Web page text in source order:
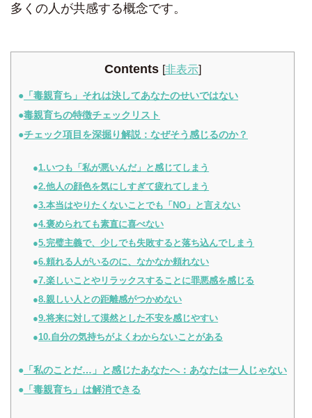
多くの人が共感する概念です。
Contents [非表示]
「毒親育ち」それは決してあなたのせいではない
毒親育ちの特徴チェックリスト
チェック項目を深掘り解説：なぜそう感じるのか？
1.いつも「私が悪いんだ」と感じてしまう
2.他人の顔色を気にしすぎて疲れてしまう
3.本当はやりたくないことでも「NO」と言えない
4.褒められても素直に喜べない
5.完璧主義で、少しでも失敗すると落ち込んでしまう
6.頼れる人がいるのに、なかなか頼れない
7.楽しいことやリラックスすることに罪悪感を感じる
8.親しい人との距離感がつかめない
9.将来に対して漠然とした不安を感じやすい
10.自分の気持ちがよくわからないことがある
「私のことだ…」と感じたあなたへ：あなたは一人じゃない
「毒親育ち」は解消できる